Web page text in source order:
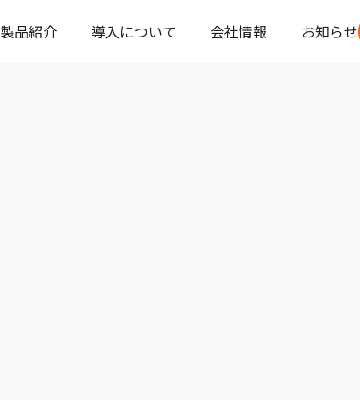
製品紹介 導入について 会社情報 お知らせ